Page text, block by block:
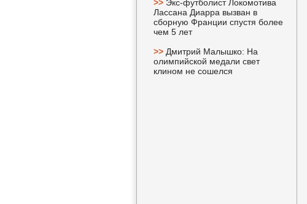
>> Экс-футболист Локомотива
Лассана Диарра вызван в
сборную Франции спустя более
чем 5 лет
>> Дмитрий Малышко: На
олимпийской медали свет
клином не сошелся